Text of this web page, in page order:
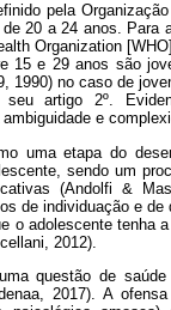
pela
20 a 24 anos. Para
Organization
15 e 29 anos são
1990) no caso de
artigo 2º.
e
uma etapa do
sendo um
(Andolfi &
de individuação e
o adolescente tenha
2012).
questão de
2017). A